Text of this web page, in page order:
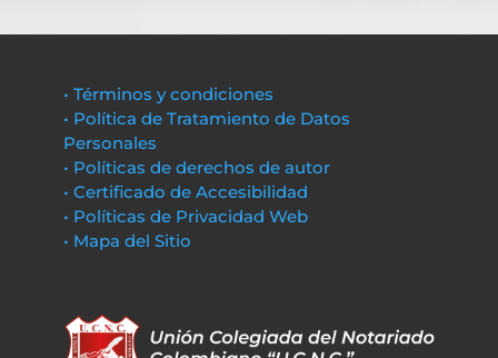
• Términos y condiciones
• Política de Tratamiento de Datos
Personales
• Políticas de derechos de autor
• Certificado de Accesibilidad
• Políticas de Privacidad Web
• Mapa del Sitio